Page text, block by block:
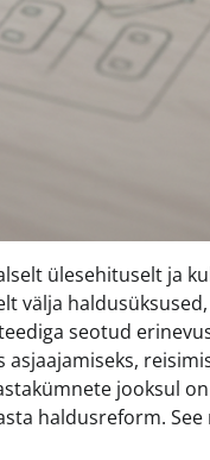
ülesehituselt ja
välja
seotud
jooksul
haldusreform.